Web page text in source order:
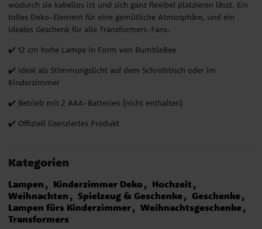
wodurch sie kabellos ist und sich ganz flexibel platzieren lässt. Ein
tolles Deko-Element für eine gemütliche Atmosphäre, und ein
ideales Geschenk für alle Transformers-Fans.
✔️ 12 cm hohe Lampe in Form von BumbleBee
✔️ Ideal als Stimmungslicht auf dem Schreibtisch oder im
Kinderzimmer
✔️ Betrieb mit 2 AAA-Batterien (nicht enthalten)
✔️ Offiziell lizenziertes Produkt
Kategorien
Lampen Kinderzimmer Deko
Hochzeit
Weihnachten
Spielzeug & Geschenke
Geschenke
Lampen fürs Kinderzimmer
Weihnachtsgeschenke
Transformers